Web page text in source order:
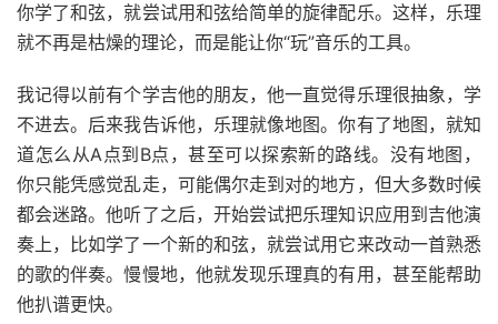
你学了和弦，就尝试用和弦给简单的旋律配乐。这样，乐理
就不再是枯燥的理论，而是能让你“玩”音乐的工具。
我记得以前有个学吉他的朋友，他一直觉得乐理很抽象，学
不进去。后来我告诉他，乐理就像地图。你有了地图，就知
道怎么从A点到B点，甚至可以探索新的路线。没有地图，
你只能凭感觉乱走，可能偶尔走到对的地方，但大多数时候
都会迷路。他听了之后，开始尝试把乐理知识应用到吉他演
奏上，比如学了一个新的和弦，就尝试用它来改动一首熟悉
的歌的伴奏。慢慢地，他就发现乐理真的有用，甚至能帮助
他扒谱更快。